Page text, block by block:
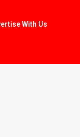
With Us